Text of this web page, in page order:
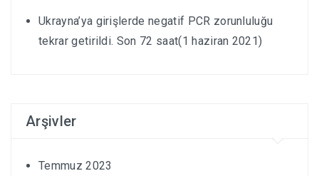
Ukrayna’ya girişlerde negatif PCR zorunluluğu
tekrar getirildi. Son 72 saat(1 haziran 2021)
Arşivler
Temmuz 2023